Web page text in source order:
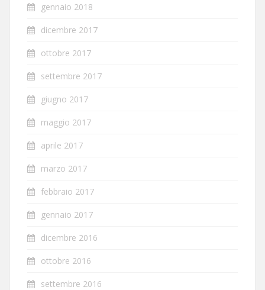
gennaio 2018
dicembre 2017
ottobre 2017
settembre 2017
giugno 2017
maggio 2017
aprile 2017
marzo 2017
febbraio 2017
gennaio 2017
dicembre 2016
ottobre 2016
settembre 2016